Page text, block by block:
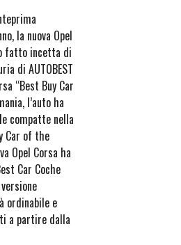
la nuova Opel
fatto incetta di
di AUTOBEST
“Best Buy Car
l’auto ha
compatte nella
Car of the
Opel Corsa ha
Car Coche
ordinabile e
a partire dalla